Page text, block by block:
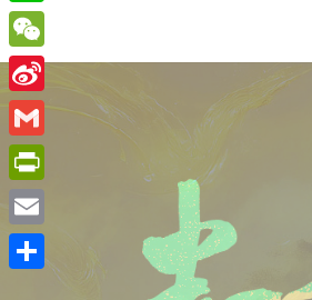
a
c
e
b
o
o
k
L
i
n
e
W
e
C
h
a
t
S
i
n
a
W
G
m
a
P
r
i
E